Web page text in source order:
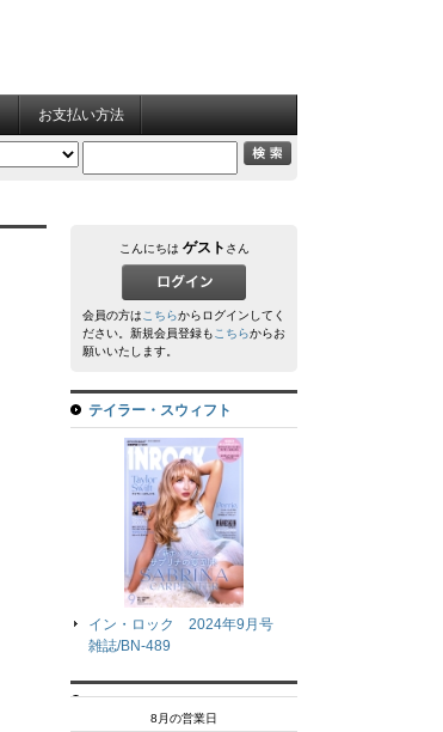
お支払い方法
こんにちは ゲスト さん
会員の方はこちらからログインしてく
ださい。新規会員登録もこちらからお
願いいたします。
テイラー・スウィフト
イン・ロック 2024年9月号
雑誌/BN-489
8月の営業日